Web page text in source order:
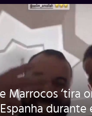
Marrocos ‘tira
durante